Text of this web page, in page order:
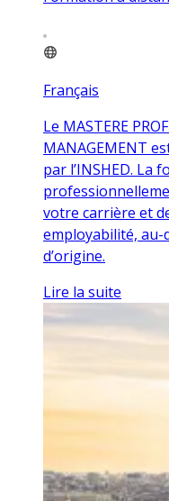
Français
Le MASTERE
MANAGEMENT
par l’INSHED. La
votre carrière et
employabilité, au-
d’origine.
Lire la suite